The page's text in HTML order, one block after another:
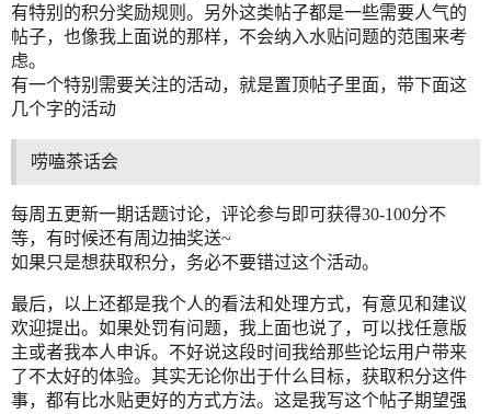
有特别的积分奖励规则。另外这类帖子都是一些需要人气的
帖子，也像我上面说的那样，不会纳入水贴问题的范围来考
虑。
有一个特别需要关注的活动，就是置顶帖子里面，带下面这
几个字的活动
唠嗑茶话会
每周五更新一期话题讨论，评论参与即可获得30-100分不
等，有时候还有周边抽奖送~
如果只是想获取积分，务必不要错过这个活动。
最后，以上还都是我个人的看法和处理方式，有意见和建议
欢迎提出。如果处罚有问题，我上面也说了，可以找任意版
主或者我本人申诉。不好说这段时间我给那些论坛用户带来
了不太好的体验。其实无论你出于什么目标，获取积分这件
事，都有比水贴更好的方式方法。这是我写这个帖子期望强